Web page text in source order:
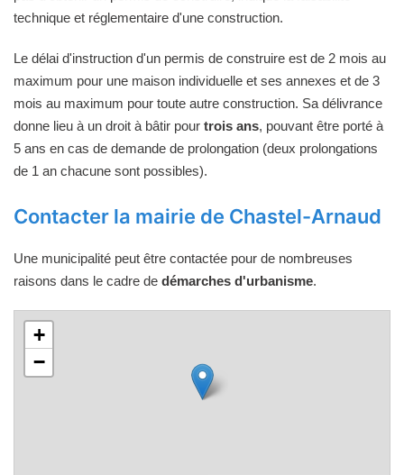
technique et réglementaire d'une construction.
Le délai d'instruction d'un permis de construire est de 2 mois au
maximum pour une maison individuelle et ses annexes et de 3
mois au maximum pour toute autre construction. Sa délivrance
donne lieu à un droit à bâtir pour trois ans, pouvant être porté à
5 ans en cas de demande de prolongation (deux prolongations
de 1 an chacune sont possibles).
Contacter la mairie de Chastel-Arnaud
Une municipalité peut être contactée pour de nombreuses
raisons dans le cadre de démarches d'urbanisme.
+
−